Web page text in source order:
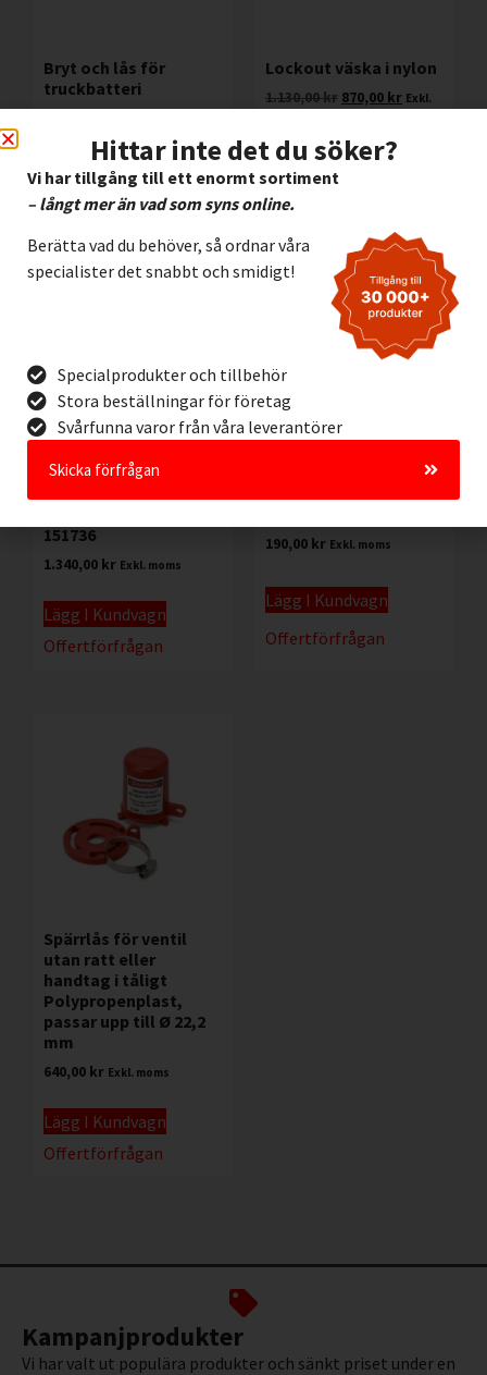
Bryt och lås för
truckbatteri
Lägg I Kundvagn
Offertförfrågan
Lockout väska i nylon
1.130,00kr 870,00 kr Exkl.
Lägg I Kundvagn
Offertförfrågan
151736
1.340,00 kr Exkl. moms
Lägg I Kundvagn
Offertförfrågan
190,00 kr Exkl. moms
Lägg I Kundvagn
Offertförfrågan
Spärrlås för ventil
utan ratt eller
handtag i tåligt
Polypropenplast,
passar upp till Ø 22,2
mm
640,00 kr Exkl. moms
Lägg I Kundvagn
Offertförfrågan
Kampanjprodukter
Vi har valt ut populära produkter och sänkt priset under en
Hittar inte det du söker?
Vi har tillgång till ett enormt sortiment
– långt mer än vad som syns online.
Berätta vad du behöver, så ordnar våra
specialister det snabbt och smidigt!
Specialprodukter och tillbehör
Stora beställningar för företag
Svårfunna varor från våra leverantörer
Skicka förfrågan